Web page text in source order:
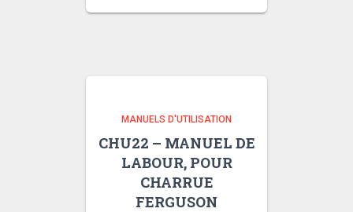
MANUELS D'UTILISATION
CHU22 – MANUEL DE
LABOUR, POUR
CHARRUE
FERGUSON